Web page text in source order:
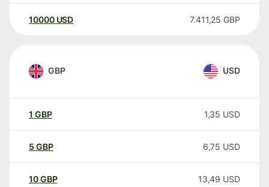
10000 USD 7.411,25 GBP
GBP USD
1 GBP 1,35 USD
5 GBP 6,75 USD
10GBP 13,49 USD